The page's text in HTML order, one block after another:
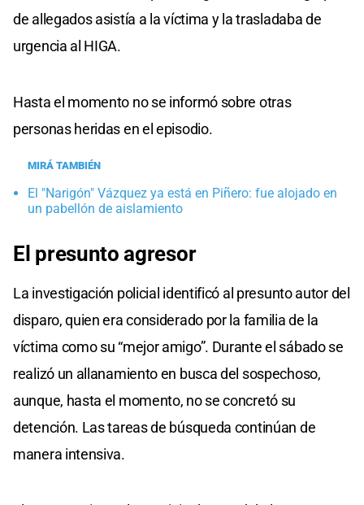
de allegados asistía a la víctima y la trasladaba de
urgencia al HIGA.
Hasta el momento no se informó sobre otras
personas heridas en el episodio.
MIRÁ TAMBIÉN
El "Narigón" Vázquez ya está en Piñero: fue alojado en
un pabellón de aislamiento
El presunto agresor
La investigación policial identificó al presunto autor del
disparo, quien era considerado por la familia de la
víctima como su “mejor amigo”. Durante el sábado se
realizó un allanamiento en busca del sospechoso,
aunque, hasta el momento, no se concretó su
detención. Las tareas de búsqueda continúan de
manera intensiva.